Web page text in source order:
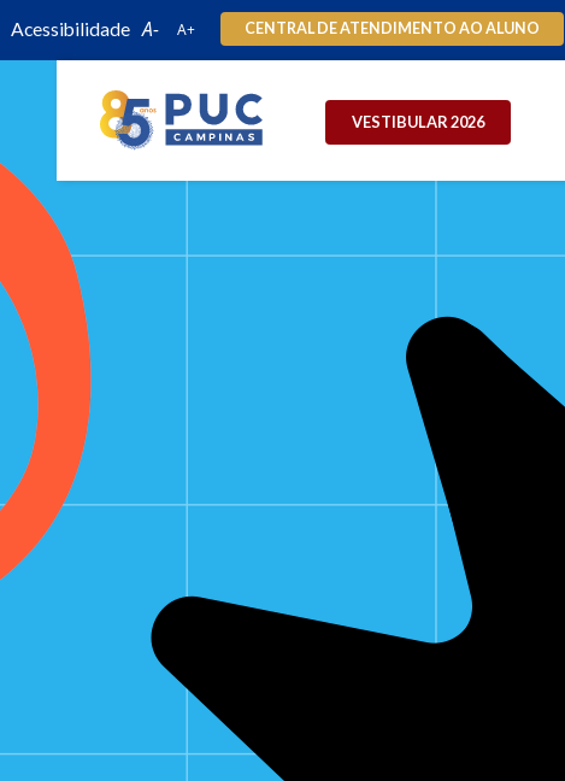
Acessibilidade CENTRAL DE ATENDIMENTO AO ALUNO
VESTIBULAR 2026